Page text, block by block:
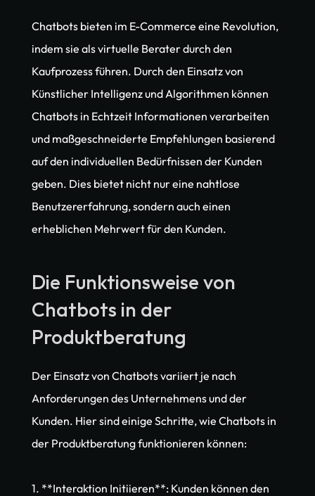
Chatbots bieten im E-Commerce eine Revolution,
indem sie als virtuelle Berater durch den
Kaufprozess führen. Durch den Einsatz von
Künstlicher Intelligenz und Algorithmen können
Chatbots in Echtzeit Informationen verarbeiten
und maßgeschneiderte Empfehlungen basierend
auf den individuellen Bedürfnissen der Kunden
geben. Dies bietet nicht nur eine nahtlose
Benutzererfahrung, sondern auch einen
erheblichen Mehrwert für den Kunden.
Die Funktionsweise von
Chatbots in der
Produktberatung
Der Einsatz von Chatbots variiert je nach
Anforderungen des Unternehmens und der
Kunden. Hier sind einige Schritte, wie Chatbots in
der Produktberatung funktionieren können:
1. **Interaktion Initiieren**: Kunden können den